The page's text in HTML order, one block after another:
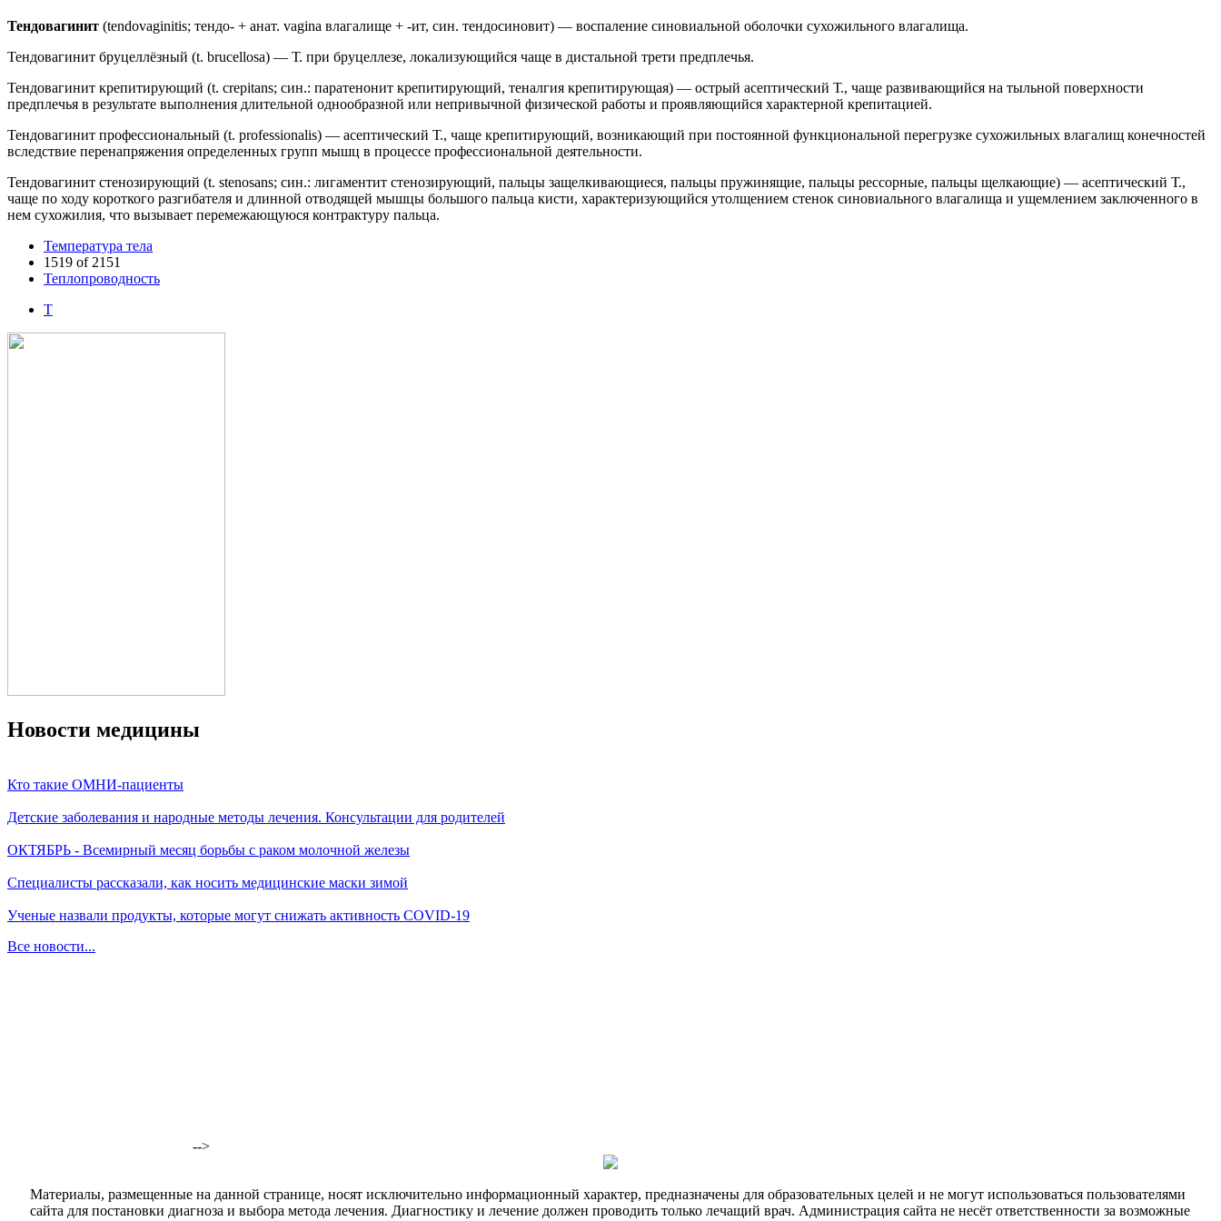
Тендовагинит (tendovaginitis; тендо- + анат. vagina влагалище + -ит, син. тендосиновит) — воспаление синовиальной оболочки сухожильного влагалища.
Тендовагинит бруцеллёзный (t. brucellosa) — Т. при бруцеллезе, локализующийся чаще в дистальной трети предплечья.
Тендовагинит крепитирующий (t. crepitans; син.: паратенонит крепитирующий, теналгия крепитирующая) — острый асептический Т., чаще развивающийся на тыльной поверхности
предплечья в результате выполнения длительной однообразной или непривычной физической работы и проявляющийся характерной крепитацией.
Тендовагинит профессиональный (t. professionalis) — асептический Т., чаще крепитирующий, возникающий при постоянной функциональной перегрузке сухожильных влагалищ конечностей
вследствие перенапряжения определенных групп мышц в процессе профессиональной деятельности.
Тендовагинит стенозирующий (t. stenosans; син.: лигаментит стенозирующий, пальцы защелкивающиеся, пальцы пружинящие, пальцы рессорные, пальцы щелкающие) — асептический Т.,
чаще по ходу короткого разгибателя и длинной отводящей мышцы большого пальца кисти, характеризующийся утолщением стенок синовиального влагалища и ущемлением заключенного в
нем сухожилия, что вызывает перемежающуюся контрактуру пальца.
Температура тела
1519 of 2151
Теплопроводность
Т
Новости медицины
Кто такие ОМНИ-пациенты
Детские заболевания и народные методы лечения. Консультации для родителей
ОКТЯБРЬ - Всемирный месяц борьбы с раком молочной железы
Специалисты рассказали, как носить медицинские маски зимой
Ученые назвали продукты, которые могут снижать активность COVID-19
Все новости...
-->
Материалы, размещенные на данной странице, носят исключительно информационный характер, предназначены для образовательных целей и не могут использоваться пользователями
сайта для постановки диагноза и выбора метода лечения. Диагностику и лечение должен проводить только лечащий врач. Администрация сайта не несёт ответственности за возможные